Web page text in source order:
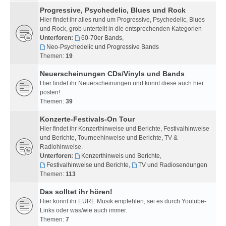
Progressive, Psychedelic, Blues und Rock
Hier findet ihr alles rund um Progressive, Psychedelic, Blues
und Rock, grob unterteilt in die entsprechenden Kategorien
Unterforen:
60-70er Bands,
Neo-Psychedelic und Progressive Bands
Themen: 19
Neuerscheinungen CDs/Vinyls und Bands
Hier findet ihr Neuerscheinungen und könnt diese auch hier
posten!
Themen: 39
Konzerte-Festivals-On Tour
Hier findet ihr Konzerthinweise und Berichte, Festivalhinweise
und Berichte, Tourneehinweise und Berichte, TV &
Radiohinweise.
Unterforen:
Konzerthinweis und Berichte,
Festivalhinweise und Berichte,
TV und Radiosendungen
Themen: 113
Das solltet ihr hören!
Hier könnt ihr EURE Musik empfehlen, sei es durch Youtube-
Links oder was/wie auch immer.
Themen: 7